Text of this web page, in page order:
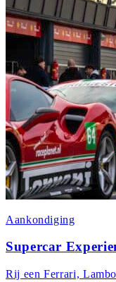
Aankondiging
Supercar
Rij een Ferrari,